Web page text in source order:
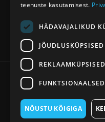
Ⓒ 2025
teenuste kasutamisest.
HÄDAVAJALIKUD
JÕUDLUSKÜPSISED
REKLAAMKÜPSISED
NÕUSTU KÕIGIGA